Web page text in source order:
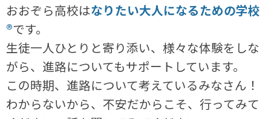
おおぞら高校はなりたい大人になるための学校
®です。
生徒一人ひとりと寄り添い、様々な体験をしな
がら、進路についてもサポートしています。
この時期、進路について考えているみなさん！
わからないから、不安だからこそ、行ってみて